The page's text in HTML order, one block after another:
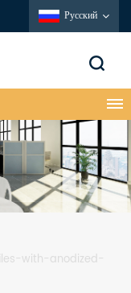
Русский
with-anodized-